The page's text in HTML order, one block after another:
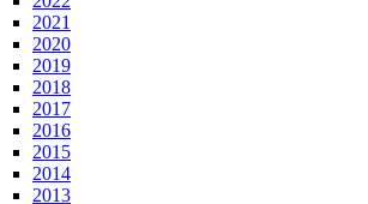
2021
2020
2019
2018
2017
2016
2015
2014
2013